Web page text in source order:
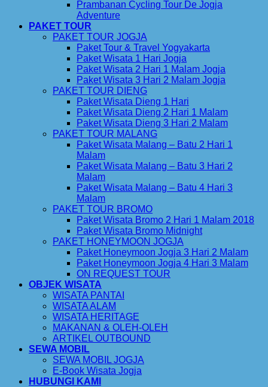
Prambanan Cycling Tour De Jogja
Adventure
PAKET TOUR
PAKET TOUR JOGJA
Paket Tour & Travel Yogyakarta
Paket Wisata 1 Hari Jogja
Paket Wisata 2 Hari 1 Malam Jogja
Paket Wisata 3 Hari 2 Malam Jogja
PAKET TOUR DIENG
Paket Wisata Dieng 1 Hari
Paket Wisata Dieng 2 Hari 1 Malam
Paket Wisata Dieng 3 Hari 2 Malam
PAKET TOUR MALANG
Paket Wisata Malang – Batu 2 Hari 1
Malam
Paket Wisata Malang – Batu 3 Hari 2
Malam
Paket Wisata Malang – Batu 4 Hari 3
Malam
PAKET TOUR BROMO
Paket Wisata Bromo 2 Hari 1 Malam 2018
Paket Wisata Bromo Midnight
PAKET HONEYMOON JOGJA
Paket Honeymoon Jogja 3 Hari 2 Malam
Paket Honeymoon Jogja 4 Hari 3 Malam
ON REQUEST TOUR
OBJEK WISATA
WISATA PANTAI
WISATA ALAM
WISATA HERITAGE
MAKANAN & OLEH-OLEH
ARTIKEL OUTBOUND
SEWA MOBIL
SEWA MOBIL JOGJA
E-Book Wisata Jogja
HUBUNGI KAMI